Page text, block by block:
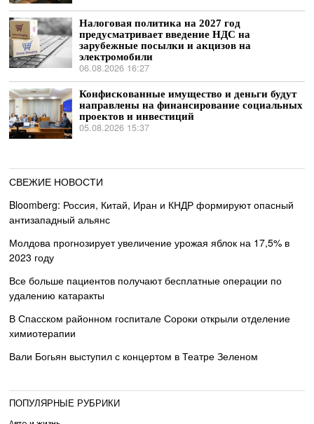
Налоговая политика на 2027 год
предусматривает введение НДС на
зарубежные посылки и акцизов на
электромобили
06.08.2026 16:27
Конфискованные имущество и деньги будут
направлены на финансирование социальных
проектов и инвестиций
05.08.2026 15:37
СВЕЖИЕ НОВОСТИ
Bloomberg: Россия, Китай, Иран и КНДР формируют опасный
антизападный альянс
Молдова прогнозирует увеличение урожая яблок на 17,5% в
2023 году
Все больше пациентов получают бесплатные операции по
удалению катаракты
В Спасском районном госпитале Сороки открыли отделение
химиотерапии
Вали Богьян выступил с концертом в Театре Зеленом
ПОПУЛЯРНЫЕ РУБРИКИ